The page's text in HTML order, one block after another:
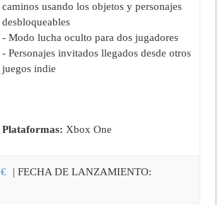
caminos usando los objetos y personajes
desbloqueables
- Modo lucha oculto para dos jugadores
- Personajes invitados llegados desde otros
juegos indie
Plataformas: Xbox One
€
| FECHA DE LANZAMIENTO: